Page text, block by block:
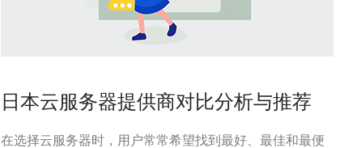
日本云服务器提供商对比分析与推荐
在选择云服务器时，用户常常希望找到最好、最佳和最便